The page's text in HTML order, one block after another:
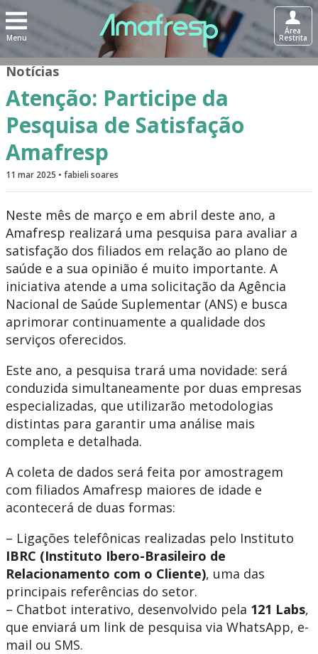
Menu
Área
Restrita
Notícias
Atenção: Participe da
Pesquisa de Satisfação
Amafresp
11 mar 2025 • fabieli soares
Neste mês de março e em abril deste ano, a
Amafresp realizará uma pesquisa para avaliar a
satisfação dos filiados em relação ao plano de
saúde e a sua opinião é muito importante. A
iniciativa atende a uma solicitação da Agência
Nacional de Saúde Suplementar (ANS) e busca
aprimorar continuamente a qualidade dos
serviços oferecidos.
Este ano, a pesquisa trará uma novidade: será
conduzida simultaneamente por duas empresas
especializadas, que utilizarão metodologias
distintas para garantir uma análise mais
completa e detalhada.
A coleta de dados será feita por amostragem
com filiados Amafresp maiores de idade e
acontecerá de duas formas:
– Ligações telefônicas realizadas pelo Instituto
IBRC (Instituto Ibero-Brasileiro de
Relacionamento com o Cliente), uma das
principais referências do setor.
– Chatbot interativo, desenvolvido pela 121 Labs,
que enviará um link de pesquisa via WhatsApp, e-
mail ou SMS.